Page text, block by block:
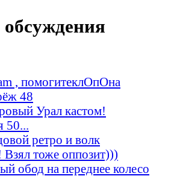
, помогитеклОпОна
48
Урал кастом!
50...
ретро и волк
Взял тоже оппозит)))
обод на переднее колесо